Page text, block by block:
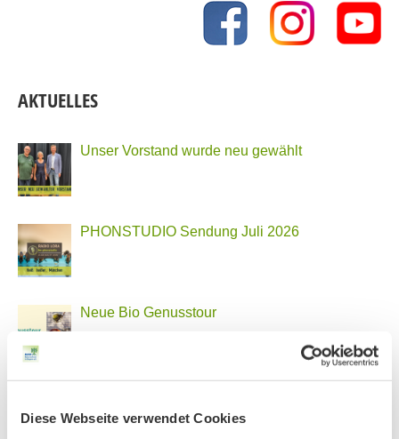
Diese Webseite verwendet Cookies
AKTUELLES
Unser Vorstand wurde neu gewählt
PHONSTUDIO Sendung Juli 2026
Neue Bio Genusstour
2026